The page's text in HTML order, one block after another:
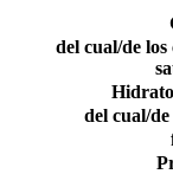
del cual/de los
del cual/